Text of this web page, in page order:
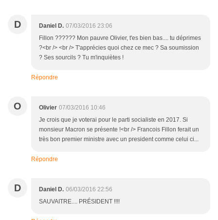
D Daniel D. 07/03/2016 23:06
Fillon ?????? Mon pauvre Olivier, t'es bien bas.... tu déprimes
?<br /> <br /> T'apprécies quoi chez ce mec ? Sa soumission
? Ses sourcils ? Tu m'inquiètes !
Répondre
O Olivier 07/03/2016 10:46
Je crois que je voterai pour le parti socialiste en 2017. Si
monsieur Macron se présente !<br /> Francois Fillon ferait un
très bon premier ministre avec un president comme celui ci...
Répondre
D Daniel D. 06/03/2016 22:56
SAUVAITRE.... PRÉSIDENT !!!!